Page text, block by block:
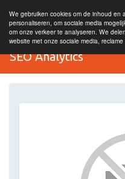
We gebruiken cookies om de inhoud en
personaliseren, om sociale media
om onze verkeer te analyseren. We
website met onze sociale media,
SEO Analytics